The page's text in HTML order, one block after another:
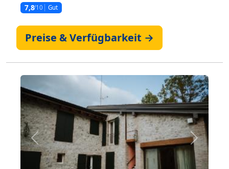
7,8/10 Gut
Preise & Verfügbarkeit →
Zurück Weiter